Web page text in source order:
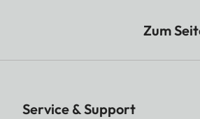
Zum
Service & Support